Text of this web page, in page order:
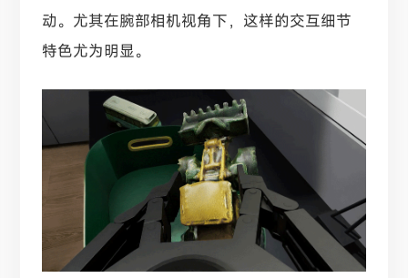
动。尤其在腕部相机视角下，这样的交互细节
特色尤为明显。